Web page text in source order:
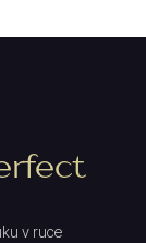
v ruce